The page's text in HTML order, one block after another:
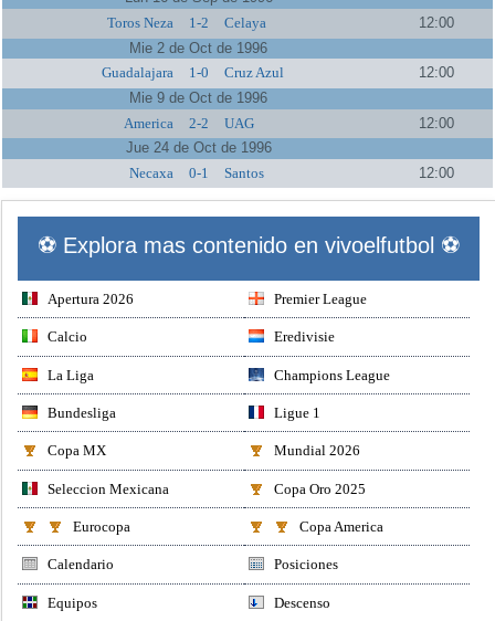
Toros Neza
1-2 Celaya
12:00
Mie 2 de Oct de 1996
Guadalajara
1-0 Cruz Azul
12:00
Mie 9 de Oct de 1996
America
2-2 UAG
12:00
Jue 24 de Oct de 1996
Necaxa
0-1 Santos 12:00
⚽ Explora mas contenido en vivoelfutbol ⚽
Apertura 2026 Premier League
Calcio Eredivisie
La Liga Champions League
Bundesliga Ligue 1
Copa MX Mundial 2026
Seleccion Mexicana Copa Oro 2025
Eurocopa Copa America
Calendario Posiciones
Equipos Descenso